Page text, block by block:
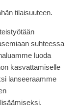
tilaisuuteen.
suhteessa
luoda
kasvattamiselle
lanseeraamme